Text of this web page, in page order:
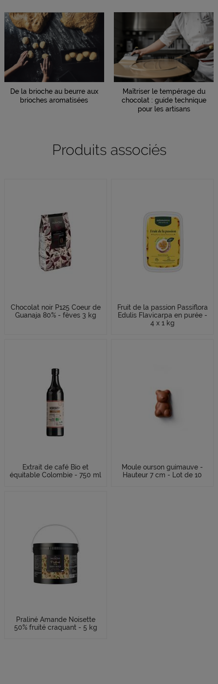
De la brioche au beurre aux
brioches aromatisées
Maîtriser le tempérage du
chocolat : guide technique
pour les artisans
Produits associés
Chocolat noir P125 Coeur de
Guanaja 80% - fèves 3 kg
Fruit de la passion Passiflora
Edulis Flavicarpa en purée -
4 x 1 kg
Extrait de café Bio et
équitable Colombie - 750 ml
Moule ourson guimauve -
Hauteur 7 cm - Lot de 10
Praliné Amande Noisette
50% fruité craquant - 5 kg